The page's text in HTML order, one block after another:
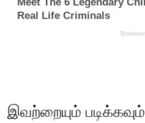
இவற்றையும் படிக்கவும்